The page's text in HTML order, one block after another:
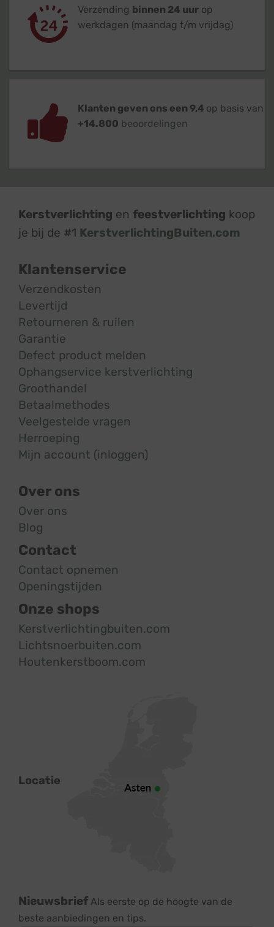
Verzending binnen 24 uur op
werkdagen (maandag t/m vrijdag)
Klanten geven ons een 9,4 op basis van
+14.800 beoordelingen
Kerstverlichting en feestverlichting koop
je bij de #1 KerstverlichtingBuiten.com
Klantenservice
Verzendkosten
Levertijd
Retourneren & ruilen
Garantie
Defect product melden
Ophangservice kerstverlichting
Groothandel
Betaalmethodes
Veelgestelde vragen
Herroeping
Mijn account (inloggen)
Over ons
Over ons
Blog
Contact
Contact opnemen
Openingstijden
Onze shops
Kerstverlichtingbuiten.com
Lichtsnoerbuiten.com
Houtenkerstboom.com
Locatie
Nieuwsbrief Als eerste op de hoogte van de
beste aanbiedingen en tips.